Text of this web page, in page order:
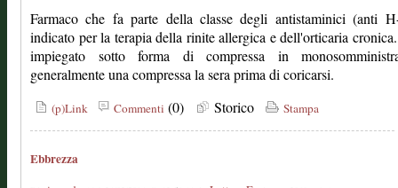
Farmaco che fa parte della classe degli antistaminici (anti
indicato per la terapia della rinite allergica e dell'orticaria
impiegato sotto forma di compressa in
generalmente una compressa la sera prima di coricarsi.
(p)Link Commenti (0) Storico Stampa
Ebbrezza